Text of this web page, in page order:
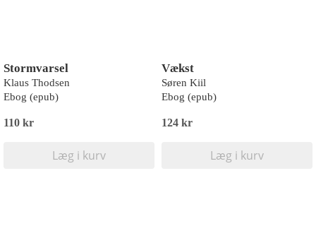
Stormvarsel
Klaus Thodsen
Ebog (epub)
110 kr
Læg i kurv
Vækst
Søren Kiil
Ebog (epub)
124 kr
Læg i kurv